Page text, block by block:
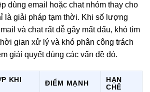
dùng email hoặc chat nhóm thay cho
là giải pháp tạm thời. Khi số lượng
và chat rất dễ gây mất dấu, khó tìm
gian xử lý và khó phân công trách
giải quyết đúng các vấn đề đó.
KHI
ĐIỂM MẠNH
HẠN
CHẾ